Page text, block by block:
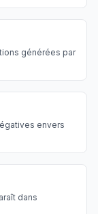
générées par
envers
dans